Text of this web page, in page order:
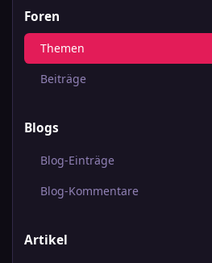
Foren
Themen
Beiträge
Blogs
Blog-Einträge
Blog-Kommentare
Artikel